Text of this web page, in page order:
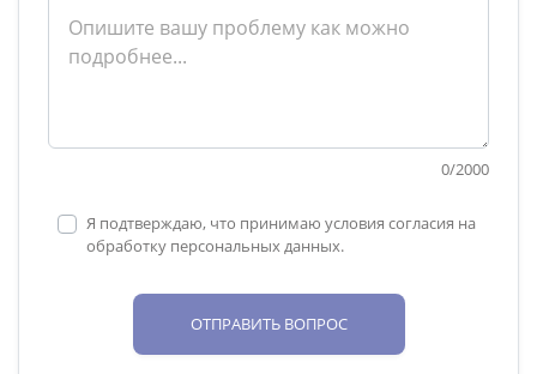
0/2000
Я подтверждаю, что принимаю условия согласия на
обработку персональных данных.
ОТПРАВИТЬ ВОПРОС